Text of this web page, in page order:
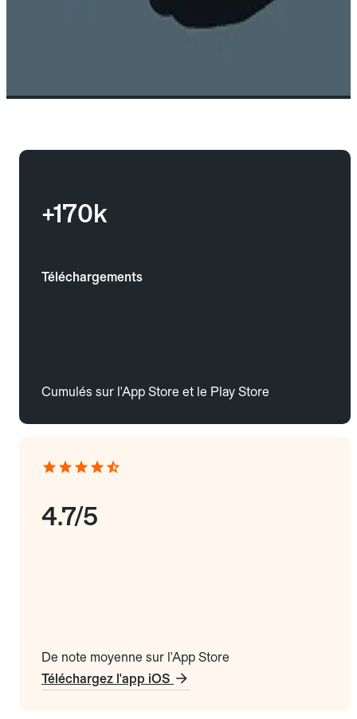
+170k
Téléchargements
Cumulés sur l'App Store et le Play Store
4.7/5
De note moyenne sur l'App Store
Téléchargez l'app iOS